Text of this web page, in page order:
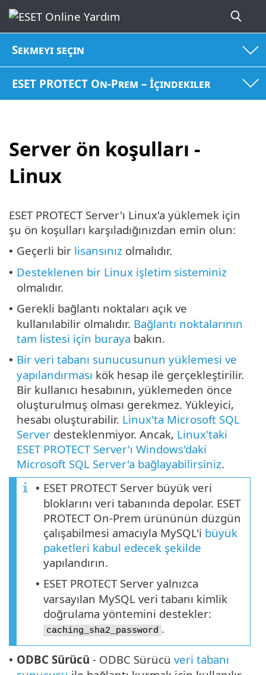
Sekmeyi seçin
ESET PROTECT On-Prem – İçindekiler
Server ön koşulları -
Linux
ESET PROTECT Server'ı Linux'a yüklemek için
şu ön koşulları karşıladığınızdan emin olun:
• Geçerli bir lisansınız olmalıdır.
• Desteklenen bir Linux işletim sisteminiz
olmalıdır.
• Gerekli bağlantı noktaları açık ve
kullanılabilir olmalıdır. Bağlantı noktalarının
tam listesi için buraya bakın.
• Bir veri tabanı sunucusunun yüklemesi ve
yapılandırması kök hesap ile gerçekleştirilir.
Bir kullanıcı hesabının, yüklemeden önce
oluşturulmuş olması gerekmez. Yükleyici,
hesabı oluşturabilir. Linux'ta Microsoft SQL
Server desteklenmiyor. Ancak, Linux'taki
ESET PROTECT Server'ı Windows'daki
Microsoft SQL Server'a bağlayabilirsiniz.
• ESET PROTECT Server büyük veri
bloklarını veri tabanında depolar. ESET
PROTECT On-Prem ürününün düzgün
çalışabilmesi amacıyla MySQL'i büyük
paketleri kabul edecek şekilde
yapılandırın.
• ESET PROTECT Server yalnızca
varsayılan MySQL veri tabanı kimlik
doğrulama yöntemini destekler:
caching_sha2_password .
• ODBC Sürücü - ODBC Sürücü veri tabanı